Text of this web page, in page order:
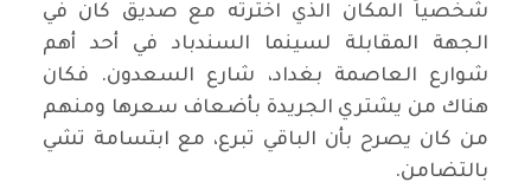
شخصياً المكان الذي اخترته مع صديق كان في
الجهة المقابلة لسينما السندباد في أحد أهم
شوارع العاصمة بغداد، شارع السعدون. فكان
هناك من يشتري الجريدة بأضعاف سعرها ومنهم
من كان يصرح بأن الباقي تبرع، مع ابتسامة تشي
بالتضامن.